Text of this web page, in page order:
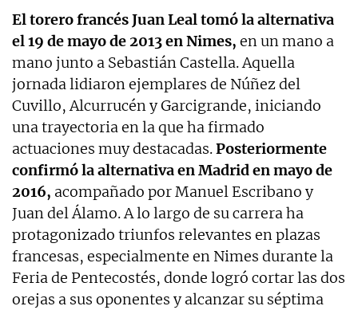
El torero francés Juan Leal tomó la alternativa
el 19 de mayo de 2013 en Nimes, en un mano a
mano junto a Sebastián Castella. Aquella
jornada lidiaron ejemplares de Núñez del
Cuvillo, Alcurrucén y Garcigrande, iniciando
una trayectoria en la que ha firmado
actuaciones muy destacadas.Posteriormente
confirmó la alternativa en Madrid en mayo de
2016, acompañado por Manuel Escribano y
Juan del Álamo. A lo largo de su carrera ha
protagonizado triunfos relevantes en plazas
francesas, especialmente en Nimes durante la
Feria de Pentecostés, donde logró cortar las dos
orejas a sus oponentes y alcanzar su séptima